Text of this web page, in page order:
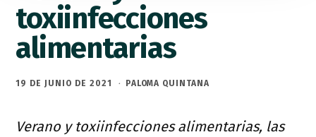
toxiinfecciones
alimentarias
19 DE JUNIO DE 2021 · PALOMA QUINTANA
Verano y toxiinfecciones alimentarias, las